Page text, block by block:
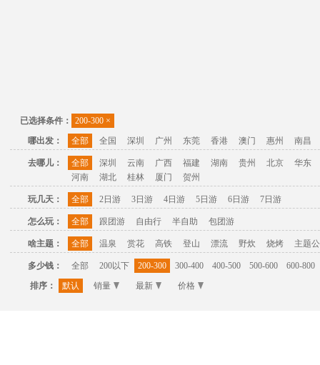
已选择条件： 200-300 ×
哪出发：
全部 全国 深圳 广州 东莞 香港 澳门 惠州 南昌
去哪儿： 全部 深圳 云南 广西 福建 湖南 贵州 北京
华东
河南
湖北 桂林 厦门 贺州
玩几天： 全部 2日游 3日游 4日游 5日游 6日游 7日游
怎么玩： 全部 跟团游 自由行 半自助 包团游
啥主题： 全部 温泉 赏花 高铁 登山 漂流 野炊 烧烤 主题
多少钱： 全部 200以下 200-300 300-400 400-500 500-600
600-800
排序：
默认 销量 最新 价格